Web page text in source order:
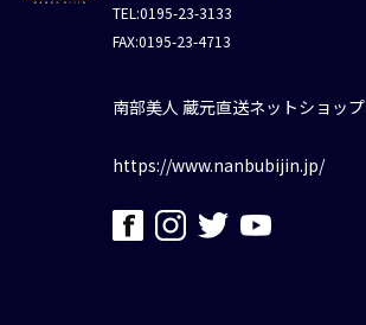
TEL:0195-23-3133
FAX:0195-23-4713
南部美人 蔵元直送ネットショップ
https://www.nanbubijin.jp/